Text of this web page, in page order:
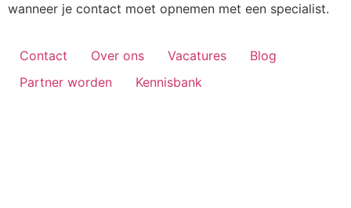
wanneer je contact moet opnemen met een specialist.
Contact Over ons Vacatures
Blog
Partner worden
Kennisbank